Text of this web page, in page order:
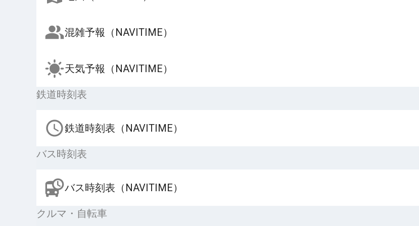
混雑予報（NAVITIME）
天気予報（NAVITIME）
鉄道時刻表
鉄道時刻表（NAVITIME）
バス時刻表
バス時刻表（NAVITIME）
クルマ・自転車